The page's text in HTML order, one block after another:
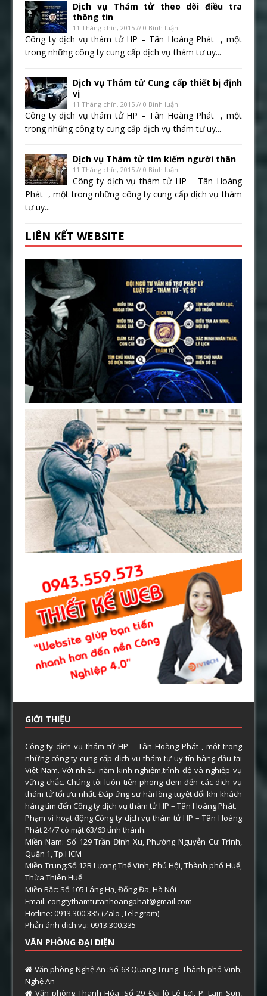
Dịch vụ Thám tử theo dõi điều tra
thông tin
11 Tháng chín, 2015 // 0 Bình luận
Công ty dịch vụ thám tử HP – Tân Hoàng Phát , một
trong những công ty cung cấp dịch vụ thám tư uy...
Dịch vụ Thám tử Cung cấp thiết bị định
vị
11 Tháng chín, 2015 // 0 Bình luận
Công ty dịch vụ thám tử HP – Tân Hoàng Phát , một
trong những công ty cung cấp dịch vụ thám tư uy...
Dịch vụ Thám tử tìm kiếm người thân
11 Tháng chín, 2015 // 0 Bình luận
Công ty dịch vụ thám tử HP – Tân Hoàng
Phát , một trong những công ty cung cấp dịch vụ thám
tư uy...
LIÊN KẾT WEBSITE
GIỚI THIỆU
Công ty dịch vụ thám tử HP – Tân Hoàng Phát , một trong
những công ty cung cấp dịch vụ thám tư uy tín hàng đầu tại
Việt Nam. Với nhiều năm kinh nghiệm,trình độ và nghiệp vụ
vững chắc. Chúng tôi luôn tiên phong đem đến các dịch vụ
thám tử tối ưu nhất. Đáp ứng sự hài lòng tuyệt đối khi khách
hàng tìm đến Công ty dịch vụ thám tử HP – Tân Hoàng Phát.
Phạm vi hoạt động Công ty dịch vụ thám tử HP – Tân Hoàng
Phát 24/7 có mặt 63/63 tỉnh thành.
Miền Nam: Số 129 Trần Đình Xu, Phường Nguyễn Cư Trinh,
Quận 1, Tp.HCM
Miền Trung:Số 12B Lương Thế Vinh, Phú Hội, Thành phố Huế,
Thừa Thiên Huế
Miền Bắc: Số 105 Láng Hạ, Đống Đa, Hà Nội
Email: congtythamtutanhoangphat@gmail.com
Hotline: 0913.300.335 (Zalo ,Telegram)
Phản ánh dịch vụ: 0913.300.335
VĂN PHÒNG ĐẠI DIỆN
Văn phòng Nghệ An :Số 63 Quang Trung, Thành phố Vinh,
Nghệ An
Văn phòng Thanh Hóa :Số 29 Đại lộ Lê Lợi, P. Lam Sơn,